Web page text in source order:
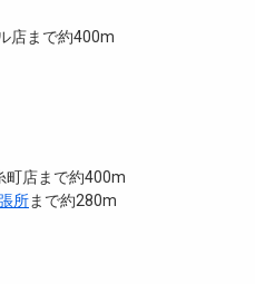
店まで約400m
町店まで約400m
所まで約280m